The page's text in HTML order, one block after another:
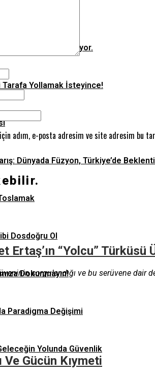
Nalbantoğlu Anlatıyor.
Tarafa Yollamak İsteyince!
Dünyada Füzyon, Türkiye’de
Dosdoğru Ol
Dokunmayın!
Paradigma Değişimi
Yolunda Güvenlik
adım, e-posta adresim ve site adresim bu
Ertaş’ın “Yolcu” Türküsü
sorgulandığı ve bu serüvene
Ve Gücün Kıymeti